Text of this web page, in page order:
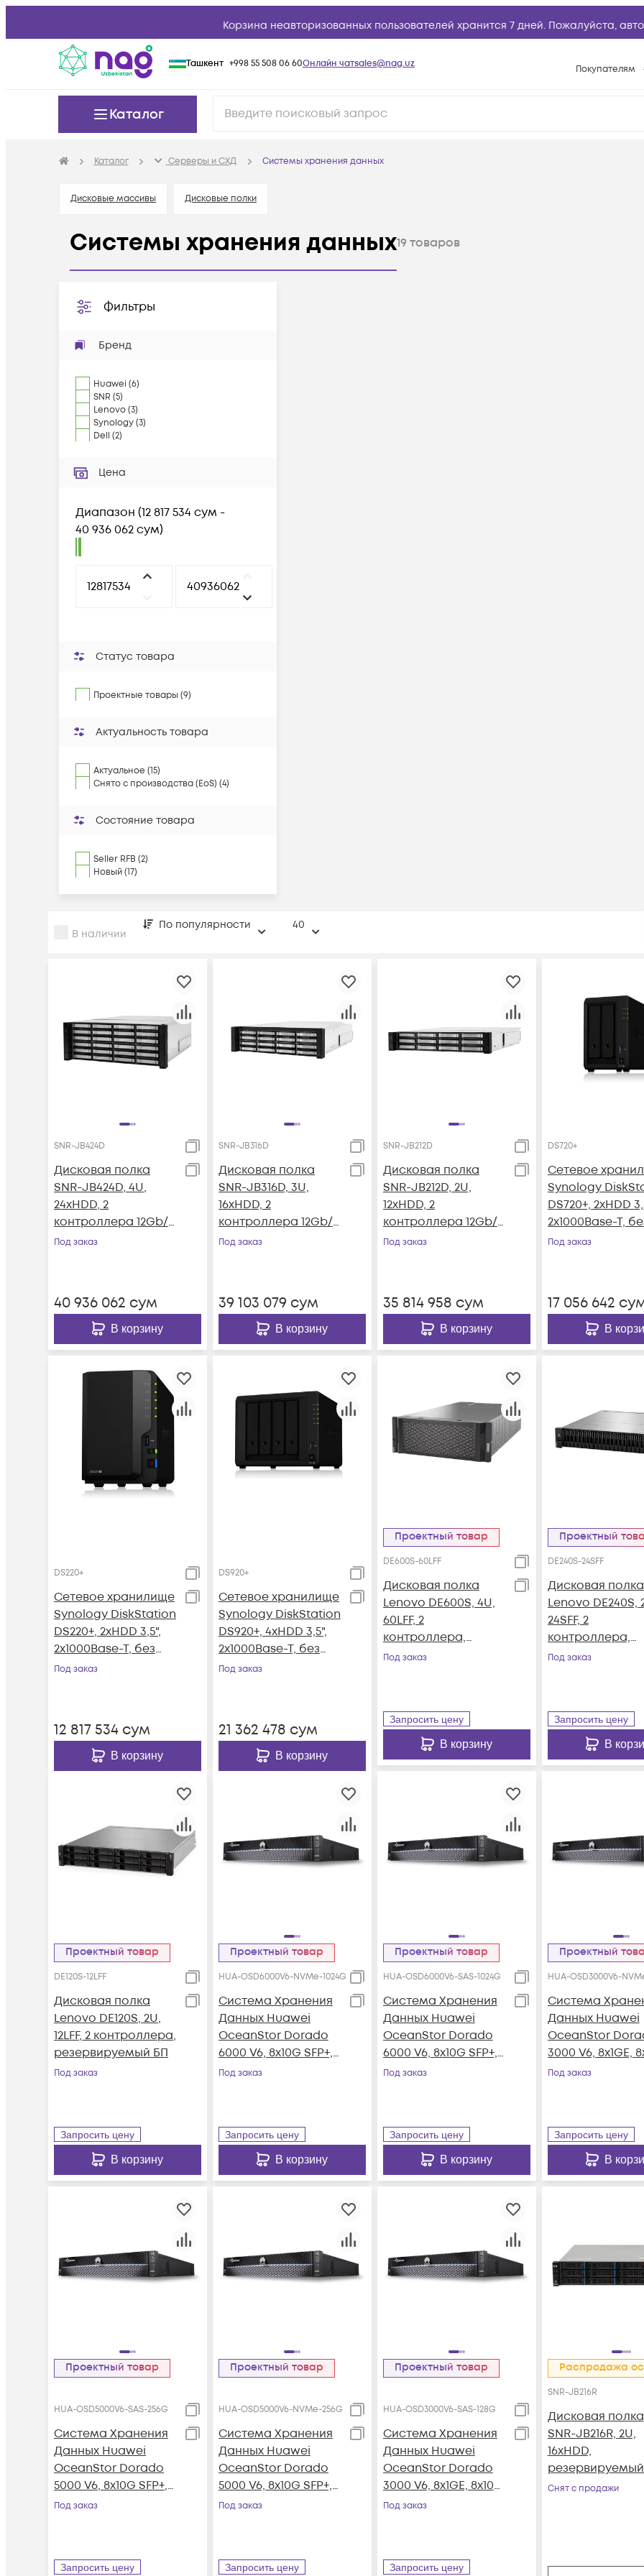
Корзина неавторизованных пользователей хранится 7 дней. Пожалуйста,
Ташкент +998 55 508 06 60Онлайн чатsales@nag.uz Покупателям
Каталог
Каталог Серверы и СХД Системы хранения данных
Дисковые массивы Дисковые полки
Системы хранения данных19 товаров
Фильтры
Бренд
Huawei (6)
SNR (5)
Lenovo(3)
Synology(3)
Dell (2)
Цена
Диапазон (12 817 534 сум -
40 936 062 сум)
Статус товара
Проектные товары (9)
Актуальность товара
Актуальное (15)
Снято с производства (EoS) (4)
Состояние товара
Seller RFB (2)
Новый (17)
В наличии
По популярности 40
SNR-JB424D
Дисковая полка
SNR-JB424D, 4U,
24xHDD, 2
контроллера 12Gb/s,
резервируемый БП
Под заказ
40 936 062 сум
В корзину
SNR-JB316D
Дисковая полка
SNR-JB316D, 3U,
16xHDD, 2
контроллера 12Gb/s,
резервируемый БП
Под заказ
39 103 079 сум
В корзину
SNR-JB212D
Дисковая полка
SNR-JB212D, 2U,
12xHDD, 2
контроллера 12Gb/s,
резервируемый БП
Под заказ
35 814 958 сум
В корзину
DS720+
Сетевое
Synology
DS720+, 2xHDD
2х1000Base-T,
дисков
Под заказ
17 056 642
В
DS220+
Сетевое хранилище
Synology DiskStation
DS220+, 2xHDD 3,5",
2х1000Base-T, без
дисков
Под заказ
12 817 534 сум
В корзину
DS920+
Сетевое хранилище
Synology DiskStation
DS920+, 4xHDD 3,5",
2х1000Base-T, без
дисков
Под заказ
21 362 478 сум
В корзину
Проектный товар
DE600S-60LFF
Дисковая полка
Lenovo DE600S, 4U,
60LFF, 2
контроллера,
резервируемый БП
Под заказ
Запросить цену
В корзину
Проектный
DE240S-24SFF
Дисковая полка
Lenovo DE240S,
24SFF, 2
контроллера,
резервируемый
Под заказ
Запросить цену
В
Проектный товар
DE120S-12LFF
Дисковая полка
Lenovo DE120S, 2U,
12LFF, 2 контроллера,
резервируемый БП
Под заказ
Запросить цену
В корзину
Проектный товар
HUA-OSD6000V6-NVMe-1024G
Система Хранения
Данных Huawei
OceanStor Dorado
6000 V6, 8x10G SFP+,
4x100G RDMA
Под заказ
Запросить цену
В корзину
Проектный товар
HUA-OSD6000V6-SAS-1024G
Система Хранения
Данных Huawei
OceanStor Dorado
6000 V6, 8x10G SFP+,
4xSAS12G Ext., 25xSAS
Под заказ
Запросить цену
В корзину
Проектный
HUA-OSD3000V6-
Система
Данных Huawei
OceanStor
3000 V6, 8x1GE,
SFP+, 4x100G
Под заказ
Запросить цену
В
Проектный товар
HUA-OSD5000V6-SAS-256G
Система Хранения
Данных Huawei
OceanStor Dorado
5000 V6, 8x10G SFP+,
4xSAS12G Ext., 25xSAS
Под заказ
Запросить цену
Проектный товар
HUA-OSD5000V6-NVMe-256G
Система Хранения
Данных Huawei
OceanStor Dorado
5000 V6, 8x10G SFP+,
4x100G RDMA
Под заказ
Запросить цену
Проектный товар
HUA-OSD3000V6-SAS-128G
Система Хранения
Данных Huawei
OceanStor Dorado
3000 V6, 8x1GE, 8x10G
SFP+, 4xSAS12G Ext.,
Под заказ
Запросить цену
Распродажа
SNR-JB216R
Дисковая полка
SNR-JB216R, 2U,
16xHDD,
Снят с продажи